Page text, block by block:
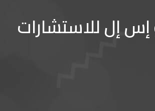
إل للاستشارات